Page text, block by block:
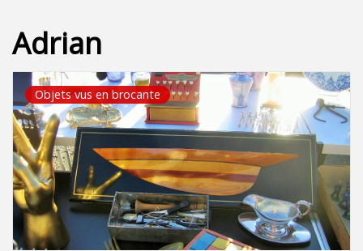
Adrian
Objets vus en brocante